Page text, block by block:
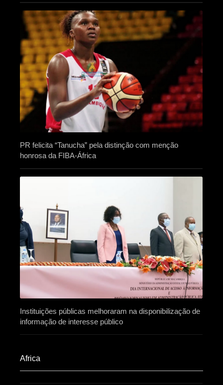
PR felicita “Tanucha” pela distinção com menção
honrosa da FIBA-África
Instituições públicas melhoraram na disponibilização de
informação de interesse público
Africa​